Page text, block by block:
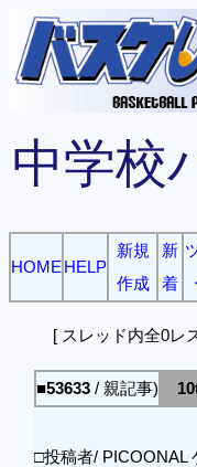
中学校
HOME HELP
新規
作成
新
着
[ スレッド内全0
■53633 / 親記事)
□投稿者/ PICOONAL